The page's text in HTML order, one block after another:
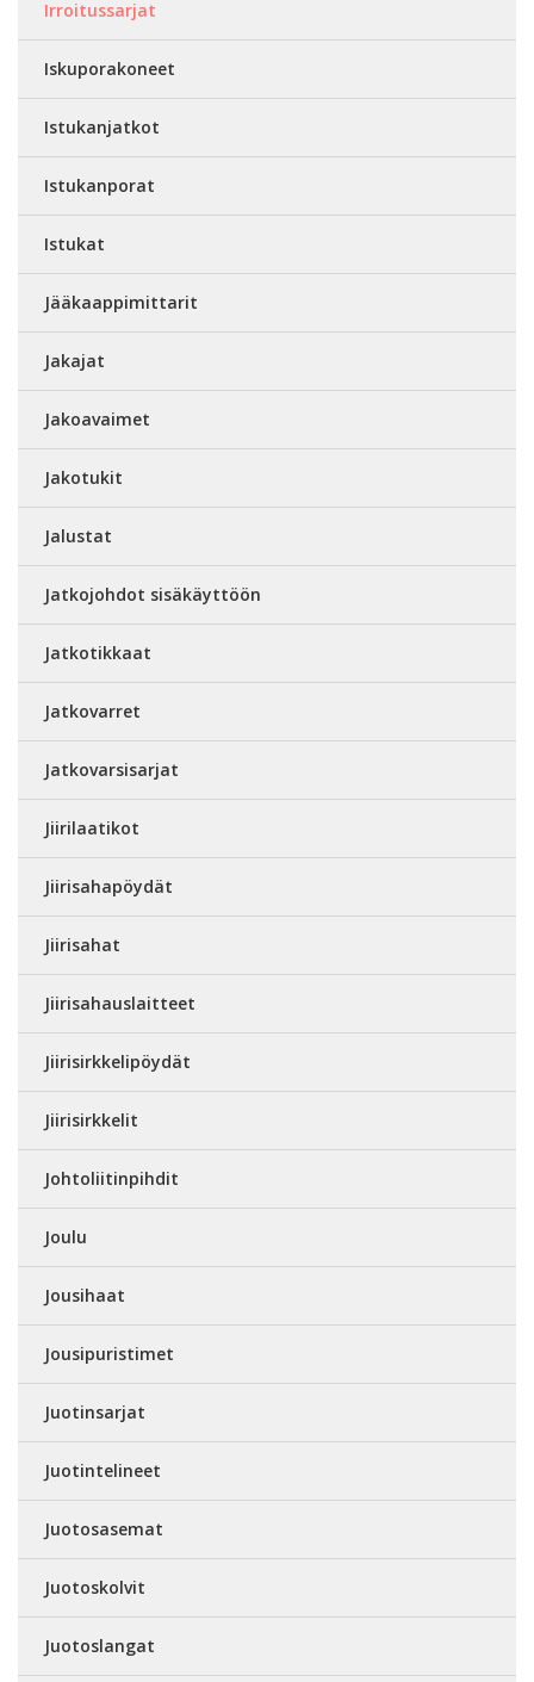
Irroitussarjat
Iskuporakoneet
Istukanjatkot
Istukanporat
Istukat
Jääkaappimittarit
Jakajat
Jakoavaimet
Jakotukit
Jalustat
Jatkojohdot sisäkäyttöön
Jatkotikkaat
Jatkovarret
Jatkovarsisarjat
Jiirilaatikot
Jiirisahapöydät
Jiirisahat
Jiirisahauslaitteet
Jiirisirkkelipöydät
Jiirisirkkelit
Johtoliitinpihdit
Joulu
Jousihaat
Jousipuristimet
Juotinsarjat
Juotintelineet
Juotosasemat
Juotoskolvit
Juotoslangat